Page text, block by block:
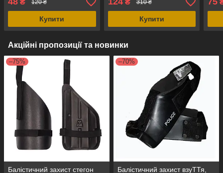
₴ 120 ₴
Купити
₴ 310 ₴
Купити
Акційні пропозиції та новинки
–75%
Балістичний захист стегон
–70%
Балістичний захист взуТТя,